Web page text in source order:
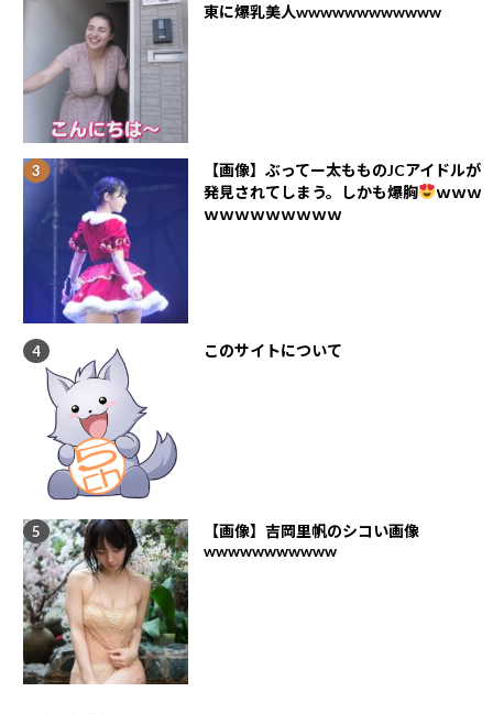
東に爆乳美人wwwwwwwwwwww
【画像】ぶってー太もものJCアイドルが
発見されてしまう。しかも爆胸
ｗｗｗ
ｗｗｗｗｗｗｗｗｗ
このサイトについて
【画像】吉岡里帆のシコい画像
wwwwwwwwwww